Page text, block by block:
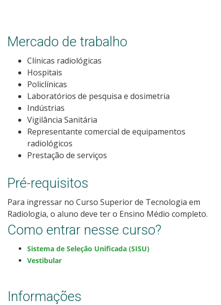
Provas e Gabaritos
Estatísticas dos Processos Seletivos
Mercado de trabalho
Clínicas radiológicas
Hospitais
Policlínicas
Laboratórios de pesquisa e dosimetria
Indústrias
Vigilância Sanitária
Representante comercial de equipamentos
radiológicos
Prestação de serviços
Pré-requisitos
Para ingressar no Curso Superior de Tecnologia em
Radiologia, o aluno deve ter o Ensino Médio completo.
Como entrar nesse curso?
Sistema de Seleção Unificada (SISU)
Vestibular
Informações